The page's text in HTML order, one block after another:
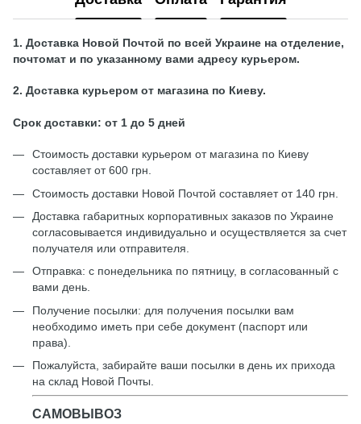
1. Доставка Новой Почтой по всей Украине на отделение,
почтомат и по указанному вами адресу курьером.
2. Доставка курьером от магазина по Киеву.
Срок доставки: от 1 до 5 дней
Стоимость доставки курьером от магазина по Киеву
составляет от 600 грн.
Стоимость доставки Новой Почтой составляет от 140 грн.
Доставка габаритных корпоративных заказов по Украине
согласовывается индивидуально и осуществляется за счет
получателя или отправителя.
Отправка: с понедельника по пятницу, в согласованный с
вами день.
Получение посылки: для получения посылки вам
необходимо иметь при себе документ (паспорт или
права).
Пожалуйста, забирайте ваши посылки в день их прихода
на склад Новой Почты.
САМОВЫВОЗ